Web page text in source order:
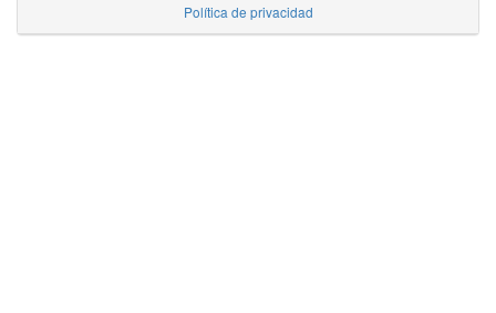
Política de privacidad